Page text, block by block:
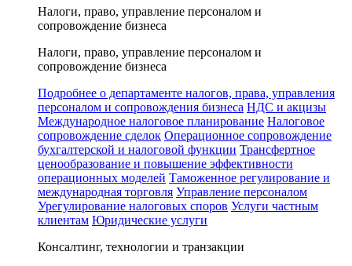
Налоги, право, управление персоналом и
сопровождение бизнеса
Налоги, право, управление персоналом и
сопровождение бизнеса
Подробнее о департаменте налогов, права, управления
персоналом и сопровождения бизнеса НДС и акцизы
Международное налоговое планирование Налоговое
сопровождение сделок Операционное сопровождение
бухгалтерской и налоговой функции Трансфертное
ценообразование и повышение эффективности
операционных моделей Таможенное регулирование и
международная торговля Управление персоналом
Урегулирование налоговых споров Услуги частным
клиентам Юридические услуги
Консалтинг, технологии и транзакции